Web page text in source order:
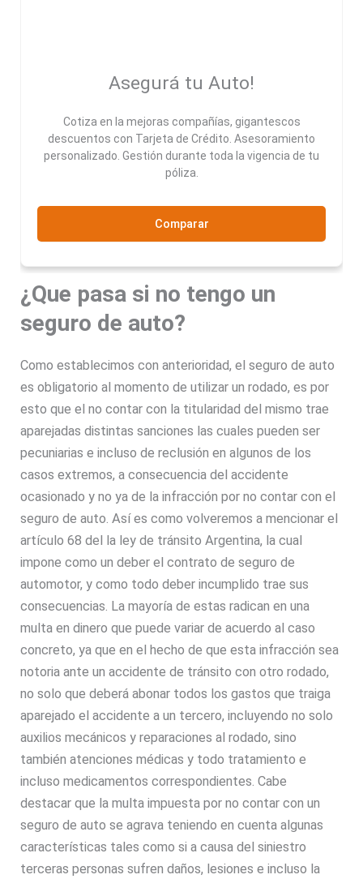
Asegurá tu Auto!
Cotiza en la mejoras compañías, gigantescos
descuentos con Tarjeta de Crédito. Asesoramiento
personalizado. Gestión durante toda la vigencia de tu
póliza.
Comparar
¿Que pasa si no tengo un
seguro de auto?
Como establecimos con anterioridad, el seguro de auto
es obligatorio al momento de utilizar un rodado, es por
esto que el no contar con la titularidad del mismo trae
aparejadas distintas sanciones las cuales pueden ser
pecuniarias e incluso de reclusión en algunos de los
casos extremos, a consecuencia del accidente
ocasionado y no ya de la infracción por no contar con el
seguro de auto. Así es como volveremos a mencionar el
artículo 68 del la ley de tránsito Argentina, la cual
impone como un deber el contrato de seguro de
automotor, y como todo deber incumplido trae sus
consecuencias. La mayoría de estas radican en una
multa en dinero que puede variar de acuerdo al caso
concreto, ya que en el hecho de que esta infracción sea
notoria ante un accidente de tránsito con otro rodado,
no solo que deberá abonar todos los gastos que traiga
aparejado el accidente a un tercero, incluyendo no solo
auxilios mecánicos y reparaciones al rodado, sino
también atenciones médicas y todo tratamiento e
incluso medicamentos correspondientes. Cabe
destacar que la multa impuesta por no contar con un
seguro de auto se agrava teniendo en cuenta algunas
características tales como si a causa del siniestro
terceras personas sufren daños, lesiones e incluso la